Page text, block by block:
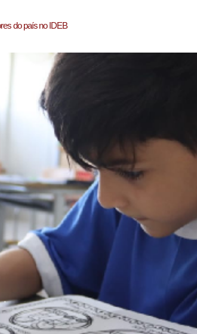
do país no IDEB